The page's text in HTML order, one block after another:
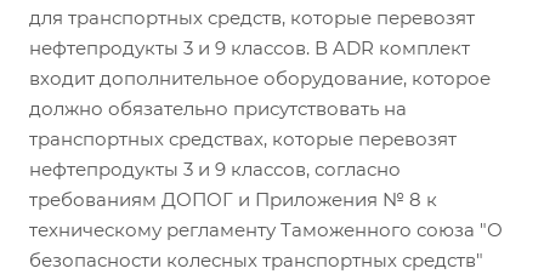
для транспортных средств, которые перевозят
нефтепродукты 3 и 9 классов. В ADR комплект
входит дополнительное оборудование, которое
должно обязательно присутствовать на
транспортных средствах, которые перевозят
нефтепродукты 3 и 9 классов, согласно
требованиям ДОПОГ и Приложения № 8 к
техническому регламенту Таможенного союза "О
безопасности колесных транспортных средств"